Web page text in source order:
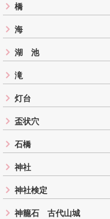
橋
海
湖 池
滝
灯台
盃状穴
石橋
神社
神社検定
神籠石 古代山城